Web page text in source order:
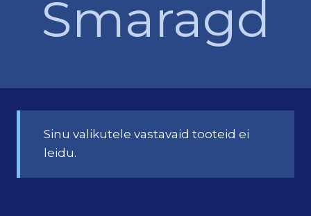
Smaragd
Sinu valikutele vastavaid tooteid ei
leidu.